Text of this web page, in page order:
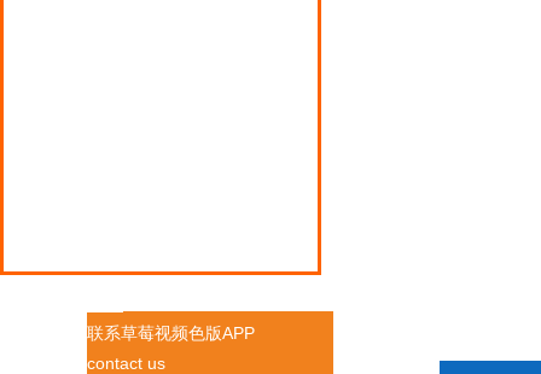
联系草莓视频色版APP
contact us